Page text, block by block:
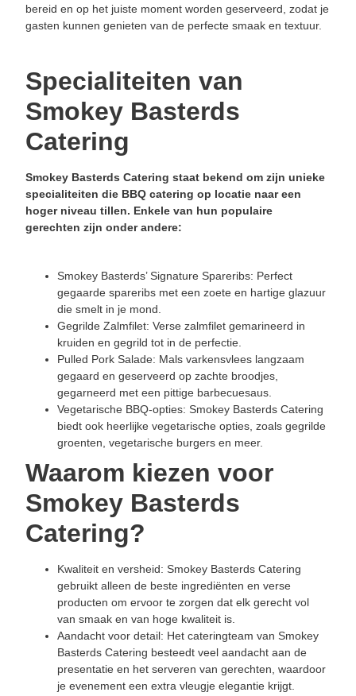
bereid en op het juiste moment worden geserveerd, zodat je
gasten kunnen genieten van de perfecte smaak en textuur.
Specialiteiten van
Smokey Basterds
Catering
Smokey Basterds Catering staat bekend om zijn unieke
specialiteiten die BBQ catering op locatie naar een
hoger niveau tillen. Enkele van hun populaire
gerechten zijn onder andere:
Smokey Basterds’ Signature Spareribs: Perfect
gegaarde spareribs met een zoete en hartige glazuur
die smelt in je mond.
Gegrilde Zalmfilet: Verse zalmfilet gemarineerd in
kruiden en gegrild tot in de perfectie.
Pulled Pork Salade: Mals varkensvlees langzaam
gegaard en geserveerd op zachte broodjes,
gegarneerd met een pittige barbecuesaus.
Vegetarische BBQ-opties: Smokey Basterds Catering
biedt ook heerlijke vegetarische opties, zoals gegrilde
groenten, vegetarische burgers en meer.
Waarom kiezen voor
Smokey Basterds
Catering?
Kwaliteit en versheid: Smokey Basterds Catering
gebruikt alleen de beste ingrediënten en verse
producten om ervoor te zorgen dat elk gerecht vol
van smaak en van hoge kwaliteit is.
Aandacht voor detail: Het cateringteam van Smokey
Basterds Catering besteedt veel aandacht aan de
presentatie en het serveren van gerechten, waardoor
je evenement een extra vleugje elegantie krijgt.